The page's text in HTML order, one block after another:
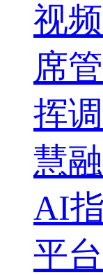
视
席
挥
慧
AI
平台